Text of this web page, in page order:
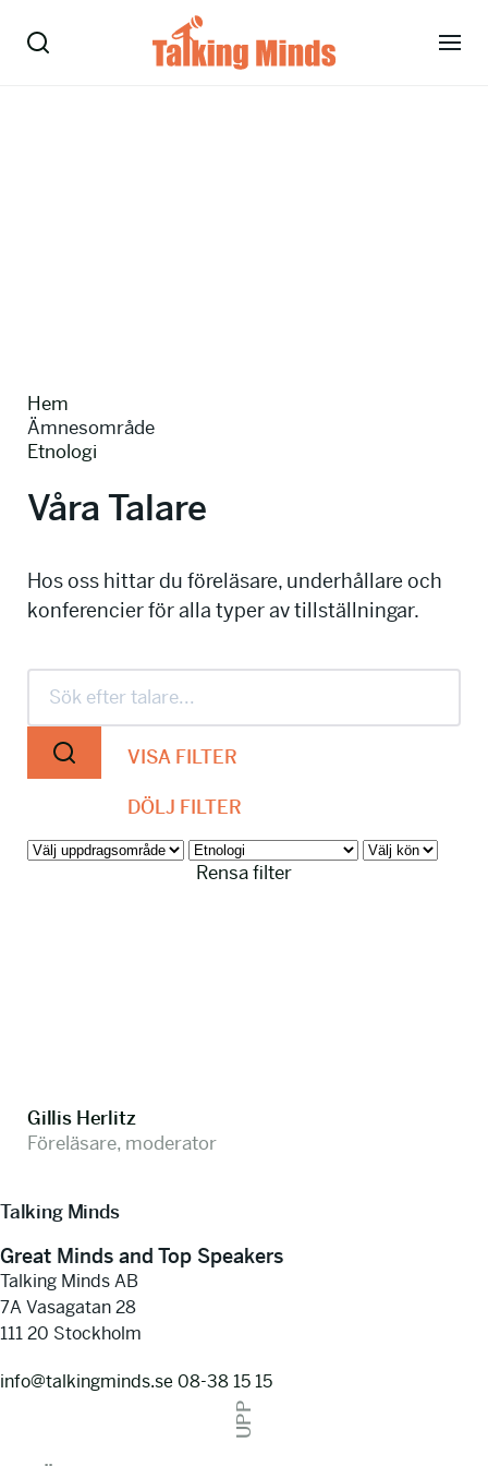
Kontakt
08-38 15 15
info@talkingminds.se
Hem
Ämnesområde
Etnologi
Våra Talare
Hos oss hittar du föreläsare, underhållare och
konferencier för alla typer av tillställningar.
VISA FILTER
DÖLJ FILTER
Rensa filter
Gillis Herlitz
Föreläsare, moderator
Talking Minds
Great Minds and Top Speakers
Talking Minds AB
7A Vasagatan 28
111 20 Stockholm
info@talkingminds.se 08-38 15 15
UPP